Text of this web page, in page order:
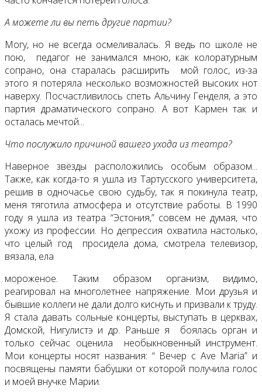
А можете ли вы петь другие партии?
Могу, но не всегда осмеливалась. Я ведь по школе не
пою, педагог не занимался мною, как колоратурным
сопрано, она старалась расширить мой голос, из-за
этого я потеряла несколько возможностей высоких нот
наверху. Посчастливилось спеть Альчину Генделя, а это
партия драматического сопрано. А вот Кармен так и
осталась мечтой...
Что послужило причиной вашего ухода из театра?
Наверное звёзды расположились особым образом...
Также, как когда-то я ушла из Тартусского университета,
решив в одночасье свою судьбу, так я покинула театр,
меня тяготила атмосфера и отсутствие работы. В 1990
году я ушла из театра “Эстония,” совсем не думая, что
ухожу из профессии. Но депрессия охватила настолько,
что целый год просидела дома, смотрела телевизор,
вязала, ела
мороженое. Таким образом организм, видимо,
реагировал на многолетнее напряжение. Мои друзья и
бывшие коллеги не дали долго киснуть и призвали к труду.
Я стала давать сольные концерты, выступать в церквах,
Домской, Нигулистэ и др. Раньше я боялась орган и
только сейчас оценила необыкновенный инструмент.
Мои концерты носят названия: “ Вечер с Аvе Маria” и
посвящены памяти бабушки от которой получила голос
и моей внучке Марии.